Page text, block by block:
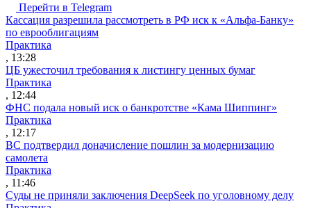
Перейти в Telegram
Кассация разрешила рассмотреть в РФ иск к «Альфа-Банку»
по еврооблигациям
Практика
, 13:28
ЦБ ужесточил требования к листингу ценных бумаг
Практика
, 12:44
ФНС подала новый иск о банкротстве «Кама Шиппинг»
Практика
, 12:17
ВС подтвердил доначисление пошлин за модернизацию
самолета
Практика
, 11:46
Суды не приняли заключения DeepSeek по уголовному делу